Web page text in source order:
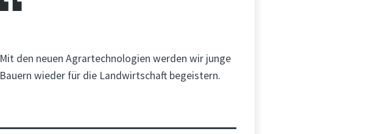
Mit den neuen Agrartechnologien werden wir junge
Bauern wieder für die Landwirtschaft begeistern.